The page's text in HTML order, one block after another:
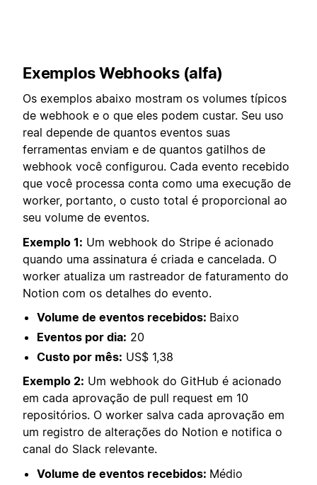
Exemplos Webhooks (alfa)
Os exemplos abaixo mostram os volumes típicos
de webhook e o que eles podem custar. Seu uso
real depende de quantos eventos suas
ferramentas enviam e de quantos gatilhos de
webhook você configurou. Cada evento recebido
que você processa conta como uma execução de
worker, portanto, o custo total é proporcional ao
seu volume de eventos.
Exemplo 1: Um webhook do Stripe é acionado
quando uma assinatura é criada e cancelada. O
worker atualiza um rastreador de faturamento do
Notion com os detalhes do evento.
Volume de eventos recebidos: Baixo
Eventos por dia: 20
Custo por mês: US$ 1,38
Exemplo 2: Um webhook do GitHub é acionado
em cada aprovação de pull request em 10
repositórios. O worker salva cada aprovação em
um registro de alterações do Notion e notifica o
canal do Slack relevante.
Volume de eventos recebidos: Médio